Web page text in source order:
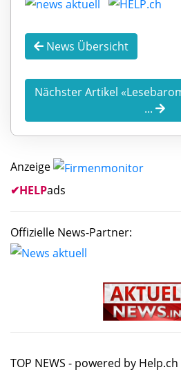
News Übersicht
Nächster Artikel
...
Anzeige
✔HELPads
Offizielle News-Partner:
TOP NEWS - powered by Help.ch